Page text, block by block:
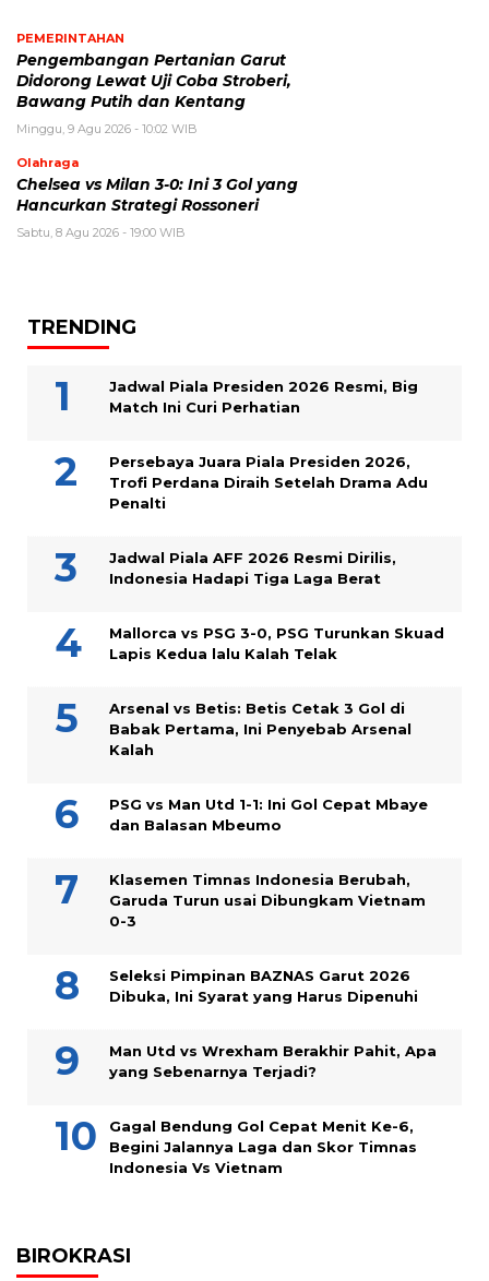
PEMERINTAHAN
Pengembangan Pertanian Garut
Didorong Lewat Uji Coba Stroberi,
Bawang Putih dan Kentang
Minggu, 9 Agu 2026 - 10:02 WIB
Olahraga
Chelsea vs Milan 3-0: Ini 3 Gol yang
Hancurkan Strategi Rossoneri
Sabtu, 8 Agu 2026 - 19:00 WIB
TRENDING
Jadwal Piala Presiden 2026 Resmi, Big
Match Ini Curi Perhatian
Persebaya Juara Piala Presiden 2026,
Trofi Perdana Diraih Setelah Drama Adu
Penalti
Jadwal Piala AFF 2026 Resmi Dirilis,
Indonesia Hadapi Tiga Laga Berat
Mallorca vs PSG 3-0, PSG Turunkan Skuad
Lapis Kedua lalu Kalah Telak
Arsenal vs Betis: Betis Cetak 3 Gol di
Babak Pertama, Ini Penyebab Arsenal
Kalah
PSG vs Man Utd 1-1: Ini Gol Cepat Mbaye
dan Balasan Mbeumo
Klasemen Timnas Indonesia Berubah,
Garuda Turun usai Dibungkam Vietnam
0-3
Seleksi Pimpinan BAZNAS Garut 2026
Dibuka, Ini Syarat yang Harus Dipenuhi
Man Utd vs Wrexham Berakhir Pahit, Apa
yang Sebenarnya Terjadi?
Gagal Bendung Gol Cepat Menit Ke-6,
Begini Jalannya Laga dan Skor Timnas
Indonesia Vs Vietnam
BIROKRASI